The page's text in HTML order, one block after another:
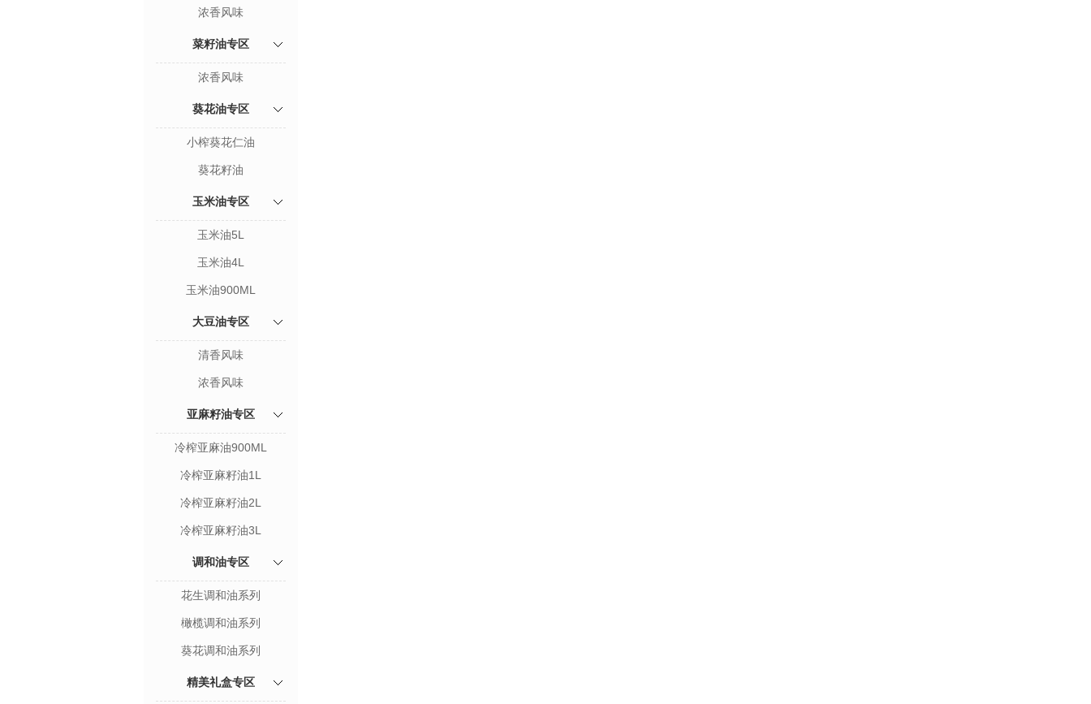
浓香风味
菜籽油专区
浓香风味
葵花油专区
小榨葵花仁油
葵花籽油
玉米油专区
玉米油5L
玉米油4L
玉米油900ML
大豆油专区
清香风味
浓香风味
亚麻籽油专区
冷榨亚麻油900ML
冷榨亚麻籽油1L
冷榨亚麻籽油2L
冷榨亚麻籽油3L
调和油专区
花生调和油系列
橄榄调和油系列
葵花调和油系列
精美礼盒专区